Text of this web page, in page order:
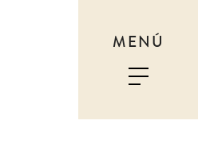
MENÚ